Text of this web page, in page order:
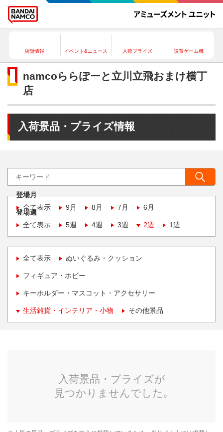
店舗情報 イベント&ニュース 入荷プライズ 設置ゲーム機
namcoららぽーと立川立飛おまけ横丁
店
入荷景品・プライズ情報
登場月
全て表示
9月 8月 7月 6月
登場週
全て表示
5週 4週 3週 2週 1週
全て表示 ぬいぐるみ・クッション
フィギュア・ホビー
キーホルダー・マスコット・アクセサリー
生活雑貨・インテリア・小物 その他景品